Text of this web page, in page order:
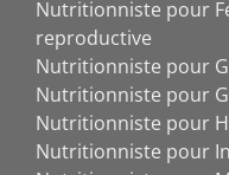
Nutritionniste pour
reproductive
Nutritionniste pour
Nutritionniste pour
Nutritionniste pour
Nutritionniste pour